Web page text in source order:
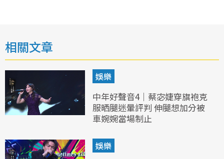
相關文章
娛樂
中年好聲音4｜蔡宓婕穿旗袍克
服晒腿迷暈評判 伸腿想加分被
車婉婉當場制止
娛樂